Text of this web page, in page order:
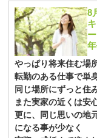
8
やっぱり将来住む場
転勤のある仕事で単
同じ場所にずっと住
また実家の近くは安
更に、同じ思いの地
になる事が少なく